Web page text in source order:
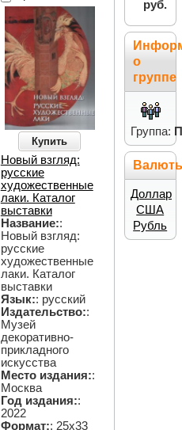
Купить
Новый взгляд:
русские
художественные
лаки. Каталог
выставки
Название::
Новый взгляд:
русские
художественные
лаки. Каталог
выставки
Язык:: русский
Издательство::
Музей
декоративно-
прикладного
искусства
Место издания::
Москва
Год издания::
2022
Формат:: 25х33
руб.
о
группе
Группа:
Доллар
США
Рубль